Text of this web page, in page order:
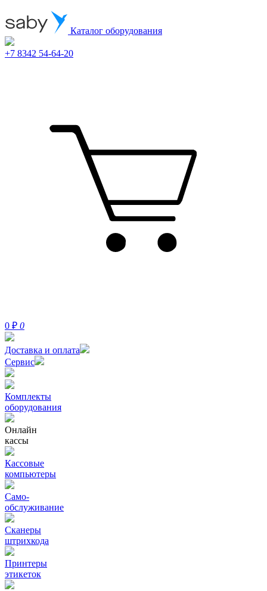
Каталог оборудования
+7 8342 54-64-20
0 ₽ 0
Доставка и оплата
Сервис
Комплекты
оборудования
Онлайн
кассы
Кассовые
компьютеры
Само-
обслуживание
Сканеры
штрихкода
Принтеры
этикеток